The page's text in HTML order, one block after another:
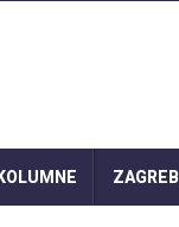
KOLUMNE ZAGREB